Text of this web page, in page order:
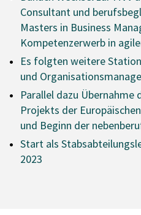
Consultant und
Masters in Business
Kompetenzerwerb in
Es folgten weitere
und
Parallel dazu
Projekts der
und Beginn der
Start als
2023